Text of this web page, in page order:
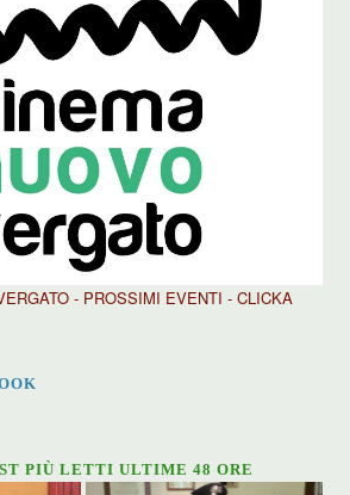
- PROSSIMI EVENTI - CLICKA
PIÙ LETTI ULTIME 48 ORE